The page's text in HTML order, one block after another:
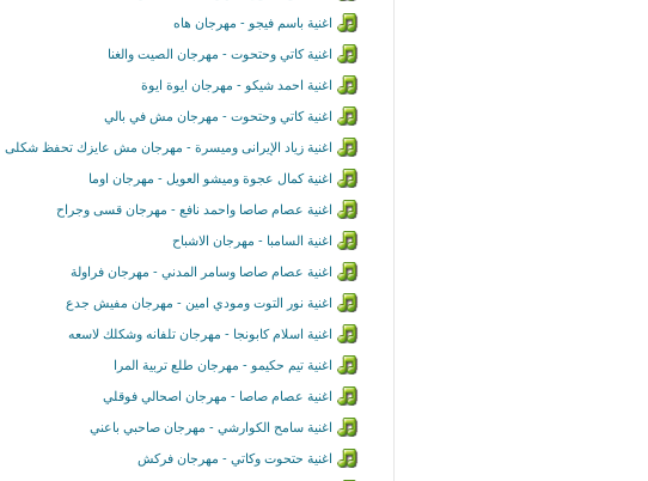
اغنية باسم فيجو - مهرجان هاه
اغنية كاتي وحتحوت - مهرجان الصيت والغنا
اغنية احمد شيكو - مهرجان ايوة ايوة
اغنية كاتي وحتحوت - مهرجان مش في بالي
اغنية زياد الإيرانى وميسرة - مهرجان مش عايزك تحفظ شكلى
اغنية كمال عجوة وميشو العويل - مهرجان اوما
اغنية عصام صاصا واحمد نافع - مهرجان قسى وجراح
اغنية السامبا - مهرجان الاشباح
اغنية عصام صاصا وسامر المدني - مهرجان فراولة
اغنية نور التوت ومودي امين - مهرجان مفيش جدع
اغنية اسلام كابونجا - مهرجان تلفانه وشكلك لاسعه
اغنية تيم حكيمو - مهرجان طلع تربية المرا
اغنية عصام صاصا - مهرجان اصحالي فوقلي
اغنية سامح الكوارشي - مهرجان صاحبي باعني
اغنية حتحوت وكاتي - مهرجان فركش